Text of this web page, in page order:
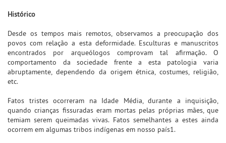
Histórico
Desde os tempos mais remotos, observamos a preocupação dos
povos com relação a esta deformidade. Esculturas e manuscritos
encontrados por arqueólogos comprovam tal afirmação. O
comportamento da sociedade frente a esta patologia varia
abruptamente, dependendo da origem étnica, costumes, religião,
etc.
Fatos tristes ocorreram na Idade Média, durante a inquisição,
quando crianças fissuradas eram mortas pelas próprias mães, que
temiam serem queimadas vivas. Fatos semelhantes a estes ainda
ocorrem em algumas tribos indígenas em nosso país1.